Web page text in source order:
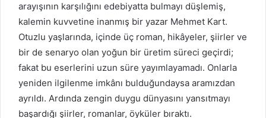
arayışının karşılığını edebiyatta bulmayı düşlemiş,
kalemin kuvvetine inanmış bir yazar Mehmet Kart.
Otuzlu yaşlarında, içinde üç roman, hikâyeler, şiirler ve
bir de senaryo olan yoğun bir üretim süreci geçirdi;
fakat bu eserlerini uzun süre yayımlayamadı. Onlarla
yeniden ilgilenme imkânı bulduğundaysa aramızdan
ayrıldı. Ardında zengin duygu dünyasını yansıtmayı
başardığı şiirler, romanlar, öyküler bıraktı.